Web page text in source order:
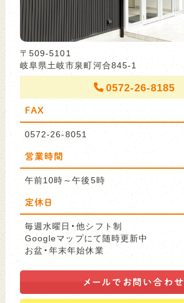
〒509-5101
岐阜県土岐市泉町河合845-1
0572-26-8185
FAX
0572-26-8051
営業時間
午前10時～午後5時
定休日
毎週水曜日・他シフト制
Googleマップにて随時更新中
お盆・年末年始休業
メールで お問い合わせ